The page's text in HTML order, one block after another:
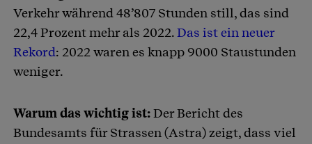
Verkehr während 48’807 Stunden still, das sind
22,4 Prozent mehr als 2022.Das ist ein neuer
Rekord: 2022 waren es knapp 9000 Staustunden
weniger.
Warum das wichtig ist:Der Bericht des
Bundesamts für Strassen (Astra) zeigt, dass viel